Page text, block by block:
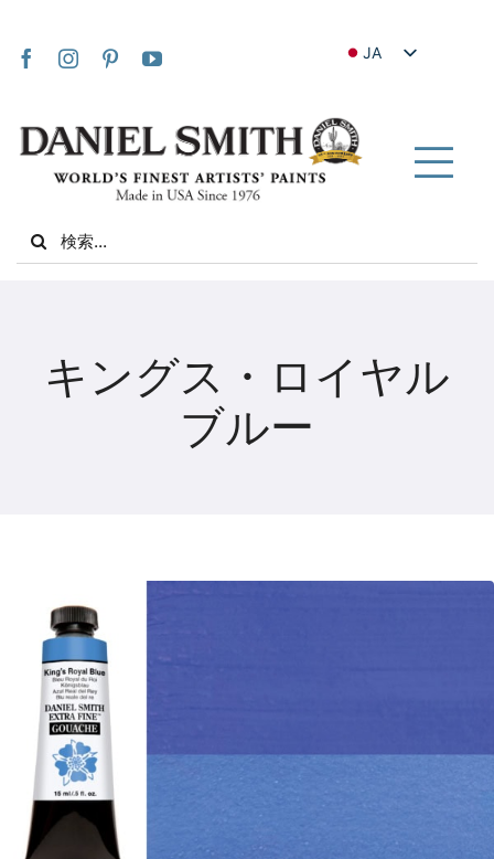
JA
IT
ZH
私たちについて
イベント
ブログ
リソース
販売店を探す
Search
for:
キングス・ロイヤル
ブルー